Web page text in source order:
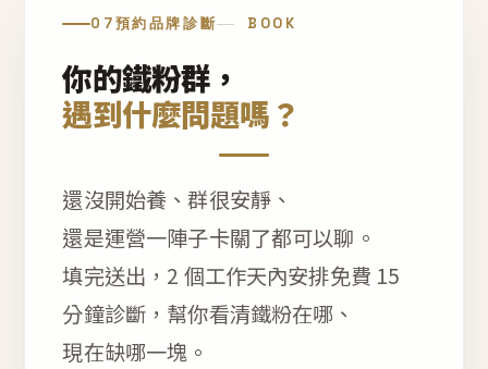
07預約品牌診斷 BOOK
你的鐵粉群，
遇到什麼問題嗎？
還沒開始養、群很安靜、
還是運營一陣子卡關了都可以聊。
填完送出，2 個工作天內安排免費 15
分鐘診斷，幫你看清鐵粉在哪、
現在缺哪一塊。